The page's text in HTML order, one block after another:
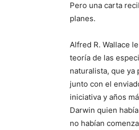
Pero una carta
planes.
Alfred R. Wallace
teoría de las
naturalista, que
junto con el
iniciativa y años
Darwin quien
no habían